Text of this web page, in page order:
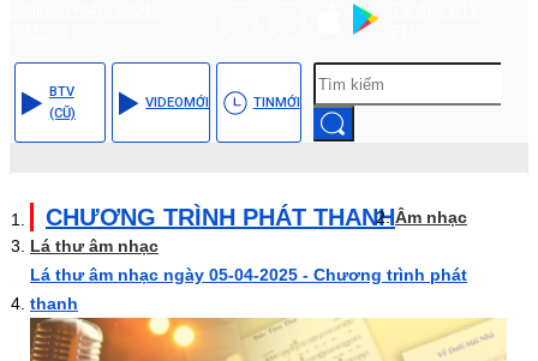
BTV
(CŨ)
VIDEOMỚI TINMỚI
CHƯƠNG TRÌNH PHÁT THANHÂm nhạc
Lá thư âm nhạc
Lá thư âm nhạc ngày 05-04-2025 - Chương trình phát
thanh